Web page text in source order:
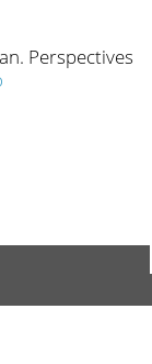
Perspectives